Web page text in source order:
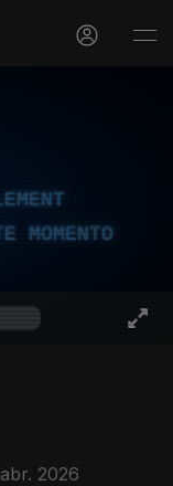
MOMENTO
2026